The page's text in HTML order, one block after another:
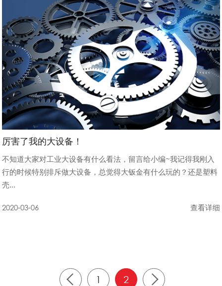
厉害了我的大设备！
不知道大家对工业大设备有什么看法，留言给小编~我记得我刚入
行的时候特别排斥做大设备，总觉得大钣金有什么玩的？还是塑料
壳...
查看详细
2020-03-06
1 2